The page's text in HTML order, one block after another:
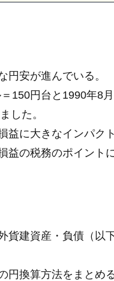
円安が進んでいる。
150円台と1990年8
した。
に大きなインパク
の税務のポイント
貨建資産・負債（以
換算方法をまとめ